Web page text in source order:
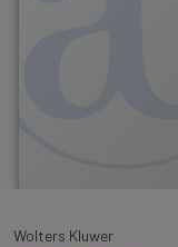
Wolters Kluwer